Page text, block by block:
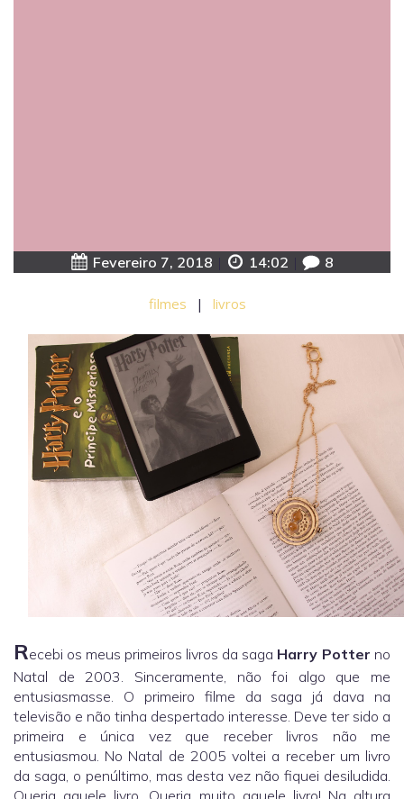
Fevereiro 7, 2018 14:02 8
filmes | livros
Recebi os meus primeiros livros da saga Harry Potter no
Natal de 2003. Sinceramente, não foi algo que me
entusiasmasse. O primeiro filme da saga já dava na
televisão e não tinha despertado interesse. Deve ter sido a
primeira e única vez que receber livros não me
entusiasmou. No Natal de 2005 voltei a receber um livro
da saga, o penúltimo, mas desta vez não fiquei desiludida.
Queria aquele livro. Queria muito aquele livro! Na altura